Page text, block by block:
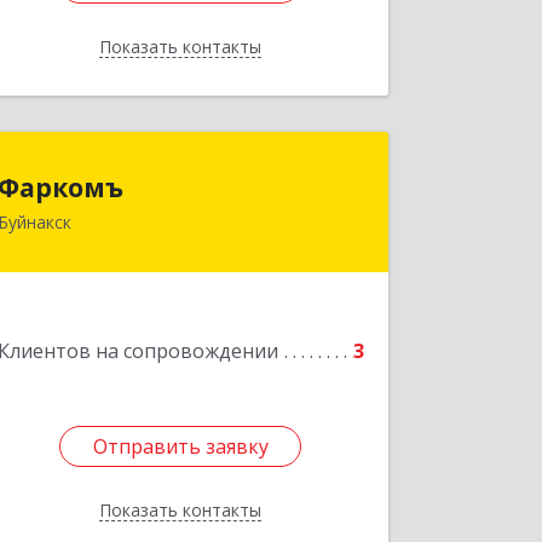
Показать контакты
Назад
Фаркомъ
Буйнакск
Клиентов на сопровождении 3
Отправить заявку
Показать контакты
Отправить заявку
Назад